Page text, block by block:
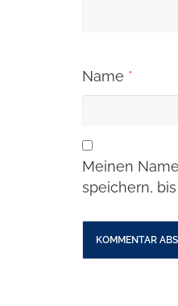
Name *
Meinen
speichern,